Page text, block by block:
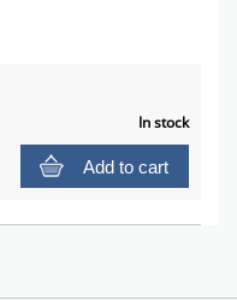
In stock
Add to cart